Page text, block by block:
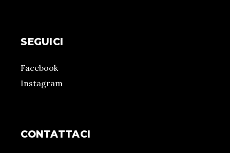
SEGUICI
Facebook
Instagram
CONTATTACI